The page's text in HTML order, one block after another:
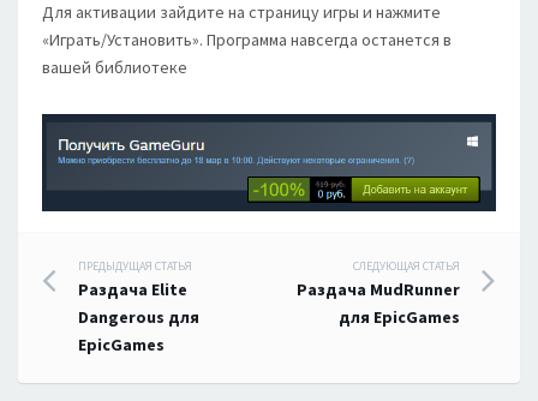
Для активации зайдите на страницу игры и нажмите
«Играть/Установить». Программа навсегда останется в
вашей библиотеке
Навигация
по
записям
ПРЕДЫДУЩАЯ СТАТЬЯ
Раздача Elite
Dangerous для
EpicGames
СЛЕДУЮЩАЯ СТАТЬЯ
Раздача MudRunner
для EpicGames